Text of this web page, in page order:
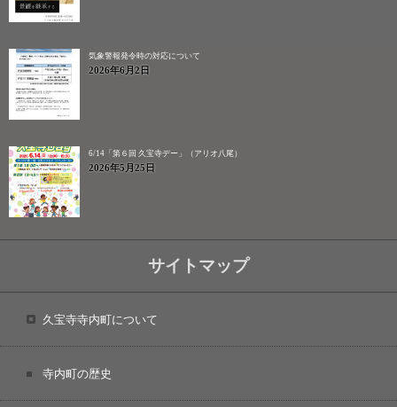
気象警報発令時の対応について
2026年6月2日
6/14「第６回 久宝寺デー」（アリオ八尾）
2026年5月25日
サイトマップ
久宝寺寺内町について
寺内町の歴史